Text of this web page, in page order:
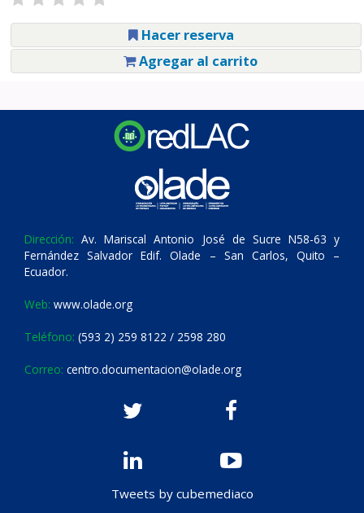
Hacer reserva
Agregar al carrito
Dirección: Av. Mariscal Antonio José de Sucre N58-63 y
Fernández Salvador Edif. Olade – San Carlos, Quito –
Ecuador.
Web: www.olade.org
Teléfono: (593 2) 259 8122 / 2598 280
Correo: centro.documentacion@olade.org
Tweets by cubemediaco